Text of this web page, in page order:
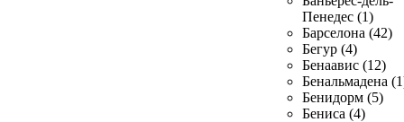
Пенедес (1)
Барселона (42)
Бегур (4)
Бенаавис (12)
Бенальмадена
Бенидорм (5)
Бениса (4)